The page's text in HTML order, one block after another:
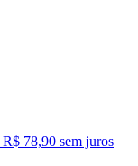
R$ 78,90 sem juros